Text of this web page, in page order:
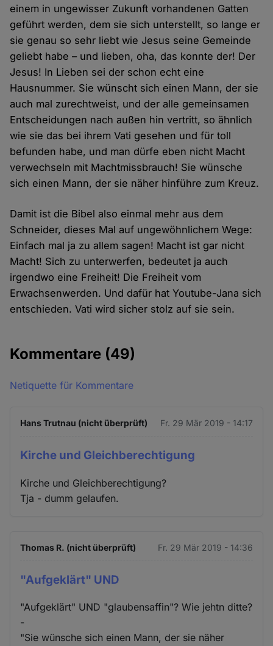
einem in ungewisser Zukunft vorhandenen Gatten
geführt werden, dem sie sich unterstellt, so lange er
sie genau so sehr liebt wie Jesus seine Gemeinde
geliebt habe – und lieben, oha, das konnte der! Der
Jesus! In Lieben sei der schon echt eine
Hausnummer. Sie wünscht sich einen Mann, der sie
auch mal zurechtweist, und der alle gemeinsamen
Entscheidungen nach außen hin vertritt, so ähnlich
wie sie das bei ihrem Vati gesehen und für toll
befunden habe, und man dürfe eben nicht Macht
verwechseln mit Machtmissbrauch! Sie wünsche
sich einen Mann, der sie näher hinführe zum Kreuz.
Damit ist die Bibel also einmal mehr aus dem
Schneider, dieses Mal auf ungewöhnlichem Wege:
Einfach mal ja zu allem sagen! Macht ist gar nicht
Macht! Sich zu unterwerfen, bedeutet ja auch
irgendwo eine Freiheit! Die Freiheit vom
Erwachsenwerden. Und dafür hat Youtube-Jana sich
entschieden. Vati wird sicher stolz auf sie sein.
Kommentare (49)
Netiquette für Kommentare
Hans Trutnau (nicht überprüft) Fr. 29 Mär 2019 - 14:17
Kirche und Gleichberechtigung
Kirche und Gleichberechtigung?
Tja - dumm gelaufen.
Thomas R. (nicht überprüft) Fr. 29 Mär 2019 - 14:36
"Aufgeklärt" UND
"Aufgeklärt" UND "glaubensaffin"? Wie jehtn ditte?
-
"Sie wünsche sich einen Mann, der sie näher